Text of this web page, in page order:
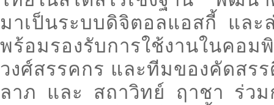
มาเป็นระบบดิจิตอลแอสกี้ และ
พร้อมรองรับการใช้งานในค
วงศ์สรรคกร และทีมของคัดสร
ลาภ และ สถาวิทย์ ฤาชา ร่ว